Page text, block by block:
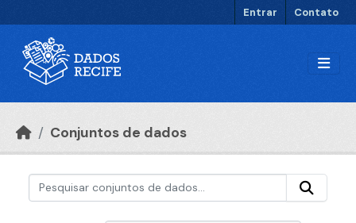
Entrar Contato
Conjuntos de dados